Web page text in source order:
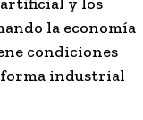
la economía
condiciones
industrial